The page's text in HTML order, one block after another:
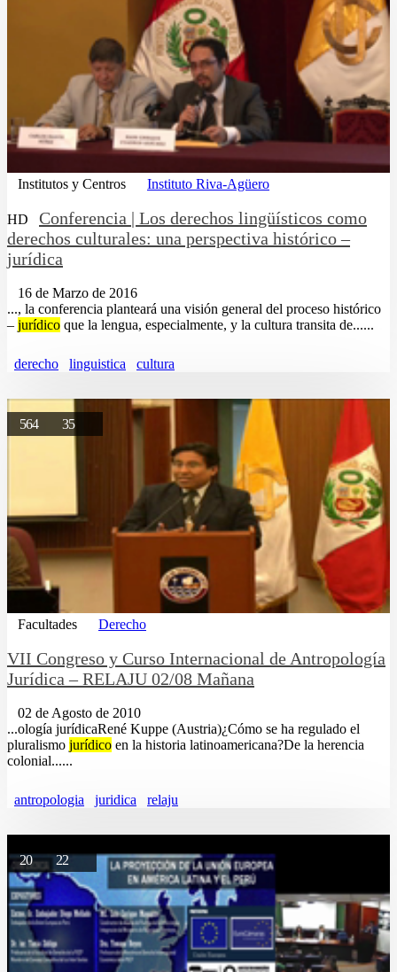
Institutos y Centros Instituto Riva-Agüero
HD
Conferencia | Los derechos lingüísticos como
derechos culturales: una perspectiva histórico –
jurídica
16 de Marzo de 2016
..., la conferencia planteará una visión general del proceso histórico
– jurídico que la lengua, especialmente, y la cultura transita de......
derecho linguistica cultura
564 35
Facultades Derecho
VII Congreso y Curso Internacional de Antropología
Jurídica – RELAJU 02/08 Mañana
02 de Agosto de 2010
...ología jurídicaRené Kuppe (Austria)¿Cómo se ha regulado el
pluralismo jurídico en la historia latinoamericana?De la herencia
colonial......
antropologia juridica relaju
2022